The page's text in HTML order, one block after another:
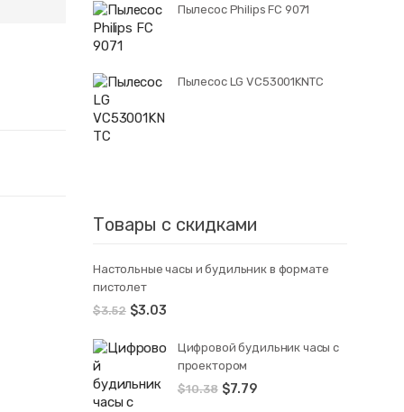
Пылесос Philips FC 9071
Пылесос LG VC53001KNTC
Товары с скидками
Настольные часы и будильник в формате
пистолет
$3.52 $3.03
Цифровой будильник часы с
проектором
$10.38 $7.79